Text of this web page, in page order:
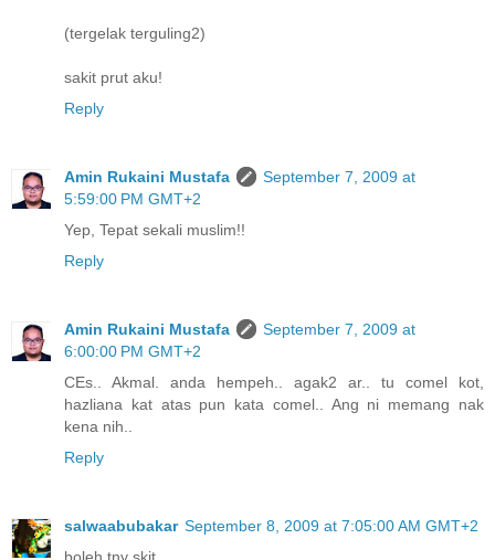
(tergelak terguling2)
sakit prut aku!
Reply
Amin Rukaini Mustafa
September 7, 2009 at
5:59:00 PM GMT+2
Yep, Tepat sekali muslim!!
Reply
Amin Rukaini Mustafa
September 7, 2009 at
6:00:00 PM GMT+2
CEs.. Akmal. anda hempeh.. agak2 ar.. tu comel kot,
hazliana kat atas pun kata comel.. Ang ni memang nak
kena nih..
Reply
salwaabubakar September 8, 2009 at 7:05:00 AM GMT+2